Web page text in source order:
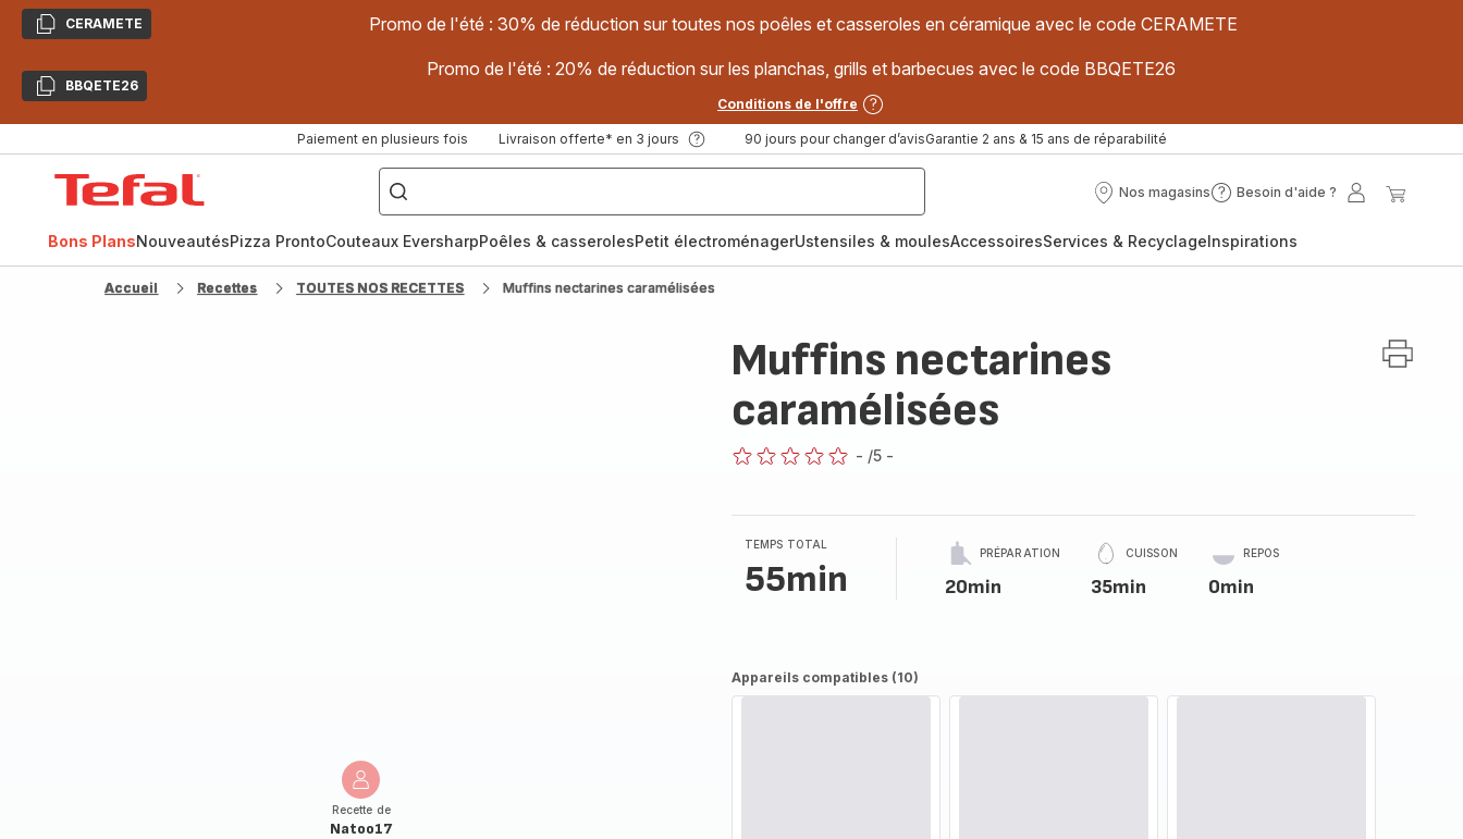
CopierCERAMETE Promo de l'été : 30% de réduction sur toutes nos poêles et casseroles en céramique avec le code CERAMETE
CopierBBQETE26
Promo de l'été : 20% de réduction sur les planchas, grills et barbecues avec le code BBQETE26
Conditions de l'offre
Paiement en plusieurs fois Livraison offerte* en 3 jours 90 jours pour changer d’avisGarantie 2 ans & 15 ans de réparabilité
["Poêles
inox,
Cake
Factory,
Nos magasins
Nos
Besoin d'aide ?
Besoin
?
Mon
Bons PlansNouveautésPizza ProntoCouteaux EversharpPoêles & casserolesPetit électroménagerUstensiles & moulesAccessoiresServices & RecyclageInspirations
Accueil Recettes TOUTES NOS RECETTES Muffins nectarines caramélisées
Recette de
Natoo17
Muffins nectarines
caramélisées
- /5 -
TEMPS TOTAL
55min
PRÉPARATION
20min
CUISSON
35min
REPOS
0min
Appareils compatibles (10)